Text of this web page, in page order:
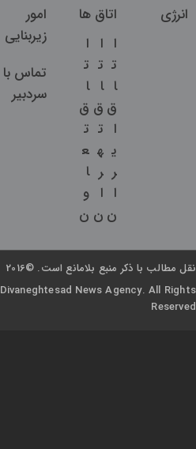
انرژی
اتاق ها
ا
ت
ا
ق
ا
ی
ر
ا
ن
ا
ت
ا
ق
ت
ه
ر
ا
ن
ا
ت
ا
ق
ت
ع
ا
و
ن
امور
زیربنایی
تماس با
سردبیر
نقل مطالب با ذکر منبع بلامانع است. ©2016
Divaneghtesad News Agency. All Rights
Reserved